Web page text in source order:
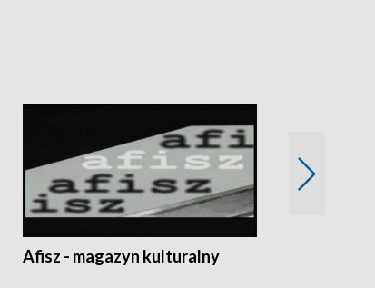
Afisz - magazyn kulturalny